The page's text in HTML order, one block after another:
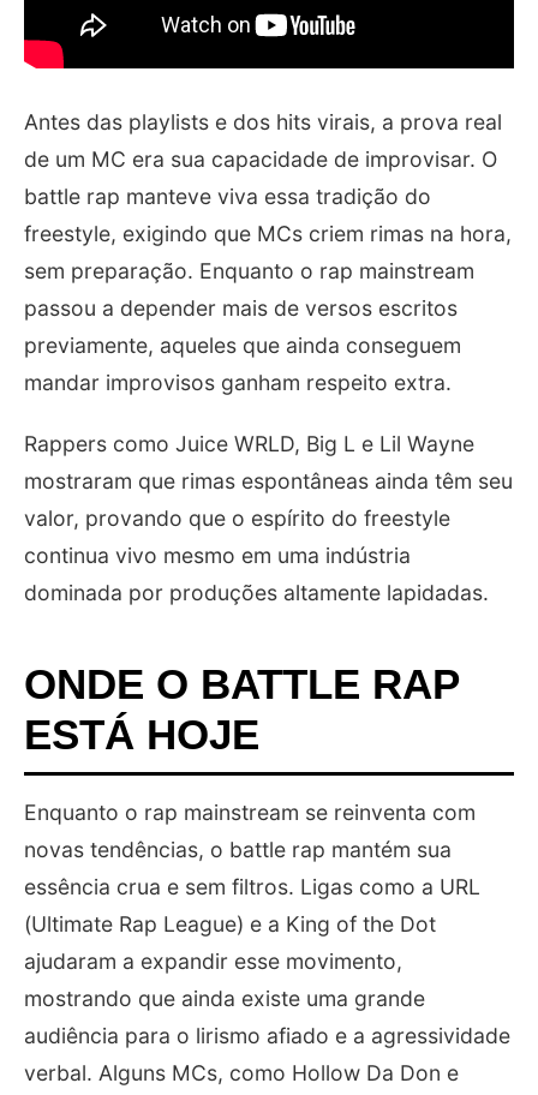
Antes das playlists e dos hits virais, a prova real
de um MC era sua capacidade de improvisar. O
battle rap manteve viva essa tradição do
freestyle, exigindo que MCs criem rimas na hora,
sem preparação. Enquanto o rap mainstream
passou a depender mais de versos escritos
previamente, aqueles que ainda conseguem
mandar improvisos ganham respeito extra.
Rappers como Juice WRLD, Big L e Lil Wayne
mostraram que rimas espontâneas ainda têm seu
valor, provando que o espírito do freestyle
continua vivo mesmo em uma indústria
dominada por produções altamente lapidadas.
ONDE O BATTLE RAP
ESTÁ HOJE
Enquanto o rap mainstream se reinventa com
novas tendências, o battle rap mantém sua
essência crua e sem filtros. Ligas como a URL
(Ultimate Rap League) e a King of the Dot
ajudaram a expandir esse movimento,
mostrando que ainda existe uma grande
audiência para o lirismo afiado e a agressividade
verbal. Alguns MCs, como Hollow Da Don e